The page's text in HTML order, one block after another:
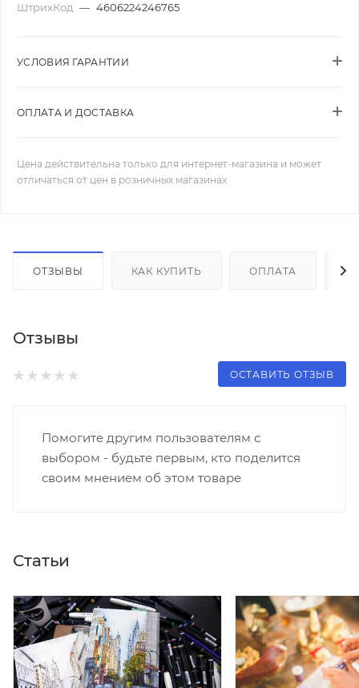
ШтрихКод — 4606224246765
УСЛОВИЯ ГАРАНТИИ
ОПЛАТА И ДОСТАВКА
Цена действительна только для интернет-магазина и может
отличаться от цен в розничных магазинах
ОТЗЫВЫ КАК КУПИТЬ ОПЛАТА
Отзывы
ОСТАВИТЬ ОТЗЫВ
Помогите другим пользователям с
выбором - будьте первым, кто поделится
своим мнением об этом товаре
Статьи